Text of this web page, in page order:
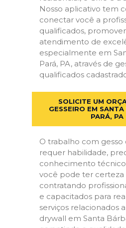
Nosso aplicativo tem
conectar você a
qualificados,
atendimento de
especialmente em
Pará, PA, através de
qualificados
SOLICITE UM
GESSEIRO EM
PARÁ, PA
O trabalho com gesso
requer habilidade,
conhecimento
você pode ter certeza
contratando
e capacitados para
serviços relacionados
drywall em Santa